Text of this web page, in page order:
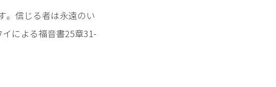
。信じる者は永遠のい
による福音書25章31-